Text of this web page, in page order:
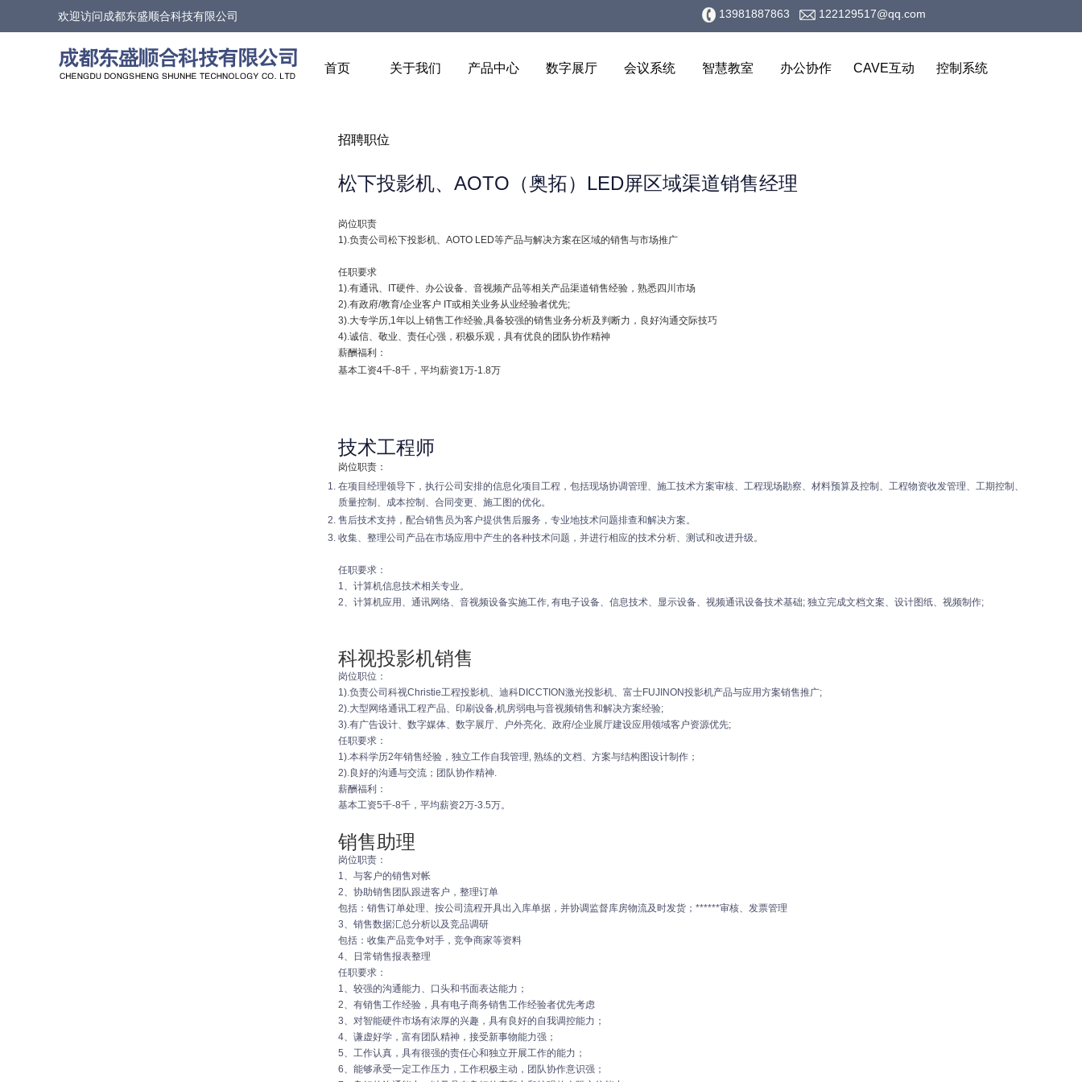
欢迎访问成都东盛顺合科技有限公司 13981887863 122129517@qq.com
首页 关于我们 产品中心 数字展厅 会议系统 智慧教室 办公协作 CAVE互动 控制系统
招聘职位
松下投影机、AOTO（奥拓）LED屏区域渠道销售经理
岗位职责
1).负责公司松下投影机、AOTO LED等产品与解决方案在区域的销售与市场推广
任职要求
1).有通讯、IT硬件、办公设备、音视频产品等相关产品渠道销售经验，熟悉四川市场
2).有政府/教育/企业客户 IT或相关业务从业经验者优先;
3).大专学历,1年以上销售工作经验,具备较强的销售业务分析及判断力，良好沟通交际技巧
4).诚信、敬业、责任心强，积极乐观，具有优良的团队协作精神
薪酬福利：
基本工资4千-8千，平均薪资1万-1.8万
技术工程师
岗位职责：
在项目经理领导下，执行公司安排的信息化项目工程，包括现场协调管理、施工技术方案审核、工程现场勘察、材料预算及控制、工程物资收发管理、工期控制、
质量控制、成本控制、合同变更、施工图的优化。
售后技术支持，配合销售员为客户提供售后服务，专业地技术问题排查和解决方案。
收集、整理公司产品在市场应用中产生的各种技术问题，并进行相应的技术分析、测试和改进升级。
任职要求：
1、计算机信息技术相关专业。
2、计算机应用、通讯网络、音视频设备实施工作, 有电子设备、信息技术、显示设备、视频通讯设备技术基础; 独立完成文档文案、设计图纸、视频制作;
科视投影机销售
岗位职位：
1).负责公司科视Christie工程投影机、迪科DICCTION激光投影机、富士FUJINON投影机产品与应用方案销售推广;
2).大型网络通讯工程产品、印刷设备,机房弱电与音视频销售和解决方案经验;
3).有广告设计、数字媒体、数字展厅、户外亮化、政府/企业展厅建设应用领域客户资源优先;
任职要求：
1).本科学历2年销售经验，独立工作自我管理, 熟练的文档、方案与结构图设计制作；
2).良好的沟通与交流；团队协作精神.
薪酬福利：
基本工资5千-8千，平均薪资2万-3.5万。
销售助理
岗位职责：
1、与客户的销售对帐
2、协助销售团队跟进客户，整理订单
包括：销售订单处理、按公司流程开具出入库单据，并协调监督库房物流及时发货；******审核、发票管理
3、销售数据汇总分析以及竞品调研
包括：收集产品竞争对手，竞争商家等资料
4、日常销售报表整理
任职要求：
1、较强的沟通能力、口头和书面表达能力；
2、有销售工作经验，具有电子商务销售工作经验者优先考虑
3、对智能硬件市场有浓厚的兴趣，具有良好的自我调控能力；
4、谦虚好学，富有团队精神，接受新事物能力强；
5、工作认真，具有很强的责任心和独立开展工作的能力；
6、能够承受一定工作压力，工作积极主动，团队协作意识强；